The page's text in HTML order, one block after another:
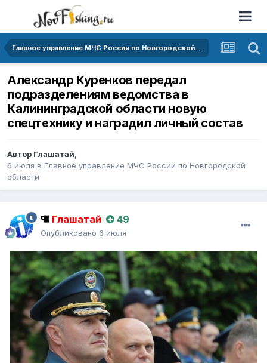
Главное управление МЧС России по Новгородской области
Александр Куренков передал
подразделениям ведомства в
Калининградской области новую
спецтехнику и наградил личный состав
Автор Глашатай,
6 июля в Главное управление МЧС России по Новгородской
области
Глашатай 49
Опубликовано 6 июля